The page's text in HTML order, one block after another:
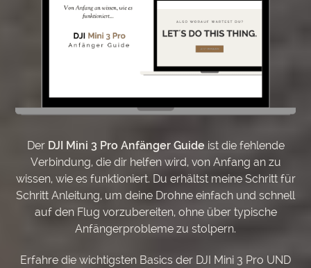
Der DJI Mini 3 Pro Anfänger Guideist die fehlende
Verbindung, die dir helfen wird, von Anfang an zu
wissen, wie es funktioniert. Du erhältst meine Schritt für
Schritt Anleitung, um deine Drohne einfach und schnell
auf den Flug vorzubereiten, ohne über typische
Anfängerprobleme zu stolpern.
Erfahre die wichtigsten Basics der DJI Mini 3 Pro UND